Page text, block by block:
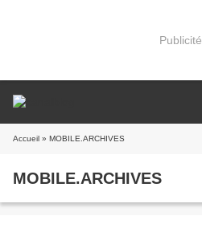
Publicité
Accueil » MOBILE.ARCHIVES
MOBILE.ARCHIVES